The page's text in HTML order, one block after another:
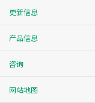
更新信息
产品信息
咨询
网站地图